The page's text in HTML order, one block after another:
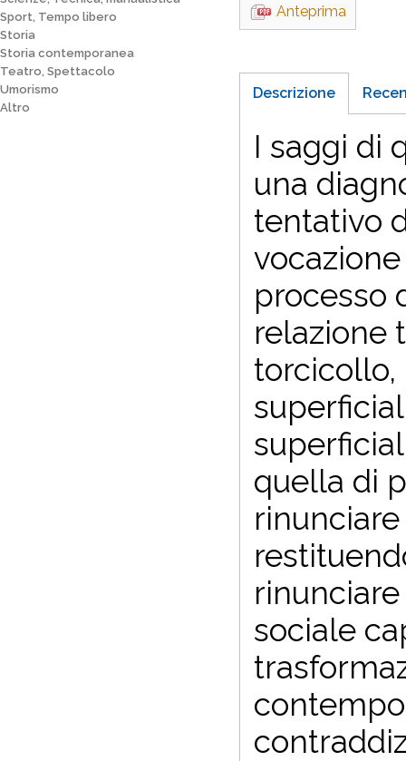
Sport, Tempo libero
Storia
Storia contemporanea
Teatro, Spettacolo
Umorismo
Altro
Anteprima
Descrizione
I saggi di
una
tentativo
processo
relazione
torcicollo,
quella di
sociale